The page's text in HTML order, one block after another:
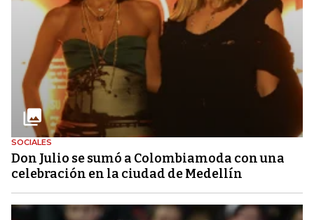
SOCIALES
Don Julio se sumó a Colombiamoda con una
celebración en la ciudad de Medellín